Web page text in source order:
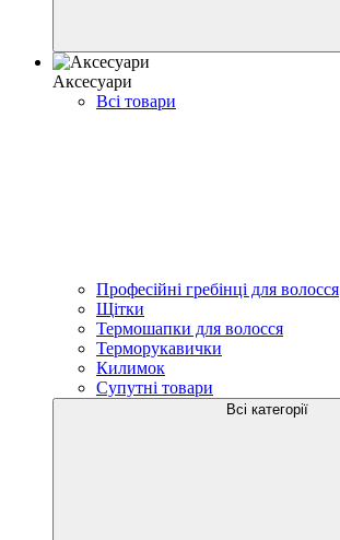
Аксесуари
Всі товари
Професійні гребінці для волосся
Щітки
Термошапки для волосся
Терморукавички
Килимок
Супутні товари
Всі категорії